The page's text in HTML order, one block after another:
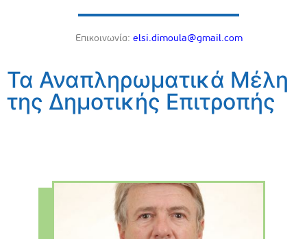
Eπικοινωνία: elsi.dimoula@gmail.com
Τα Αναπληρωματικά Μέλη
της Δημοτικής Επιτροπής